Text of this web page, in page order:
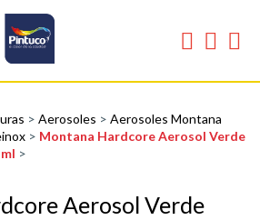
> Aerosoles > Aerosoles Montana
> Montana Hardcore Aerosol Verde
>
Aerosol Verde